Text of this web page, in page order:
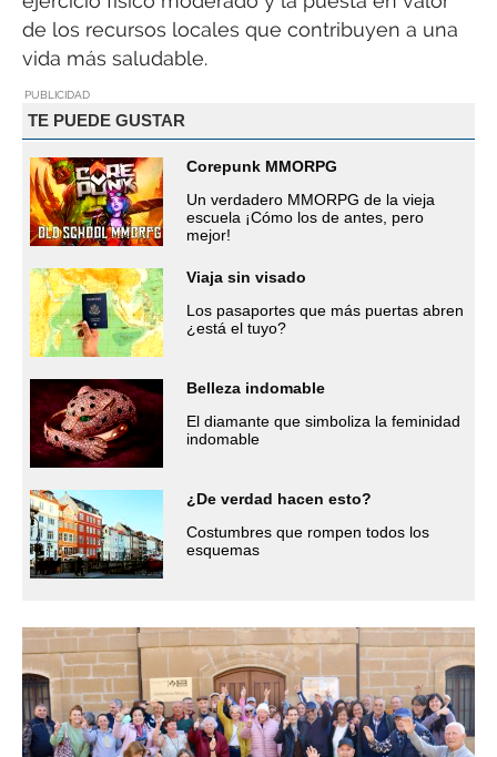
de los recursos locales que contribuyen a una
vida más saludable.
PUBLICIDAD
TE PUEDE GUSTAR
Corepunk MMORPG
Un verdadero MMORPG de la vieja
escuela ¡Cómo los de antes, pero
mejor!
Viaja sin visado
Los pasaportes que más puertas abren
¿está el tuyo?
Belleza indomable
El diamante que simboliza la feminidad
indomable
¿De verdad hacen esto?
Costumbres que rompen todos los
esquemas